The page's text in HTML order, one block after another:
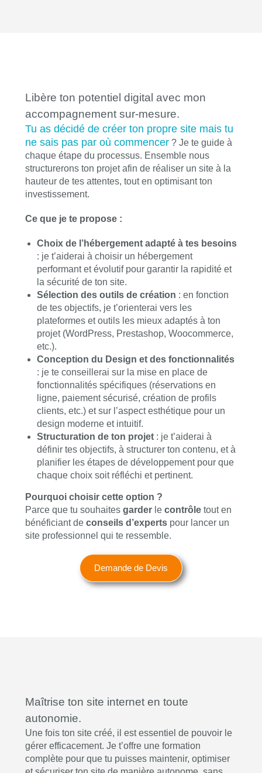
Libère ton potentiel digital avec mon
accompagnement sur-mesure.
Tu as décidé de créer ton propre site mais tu
ne sais pas par où commencer? Je te guide à
chaque étape du processus. Ensemble nous
structurerons ton projet afin de réaliser un site à la
hauteur de tes attentes, tout en optimisant ton
investissement.
Ce que je te propose :
Choix de l’hébergement adapté à tes besoins
: je t’aiderai à choisir un hébergement
performant et évolutif pour garantir la rapidité et
la sécurité de ton site.
Sélection des outils de création : en fonction
de tes objectifs, je t’orienterai vers les
plateformes et outils les mieux adaptés à ton
projet (WordPress, Prestashop, Woocommerce,
etc.).
Conception du Design et des fonctionnalités
: je te conseillerai sur la mise en place de
fonctionnalités spécifiques (réservations en
ligne, paiement sécurisé, création de profils
clients, etc.) et sur l’aspect esthétique pour un
design moderne et intuitif.
Structuration de ton projet: je t’aiderai à
définir tes objectifs, à structurer ton contenu, et à
planifier les étapes de développement pour que
chaque choix soit réfléchi et pertinent.
Pourquoi choisir cette option ?
Parce que tu souhaites garderle contrôletout en
bénéficiant de conseils d’expertspour lancer un
site professionnel qui te ressemble.
Demande de Devis
Maîtrise ton site internet en toute
autonomie.
Une fois ton site créé, il est essentiel de pouvoir le
gérer efficacement. Je t’offre une formation
complète pour que tu puisses maintenir, optimiser